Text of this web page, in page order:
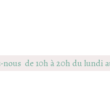
de 10h à 20h du lundi